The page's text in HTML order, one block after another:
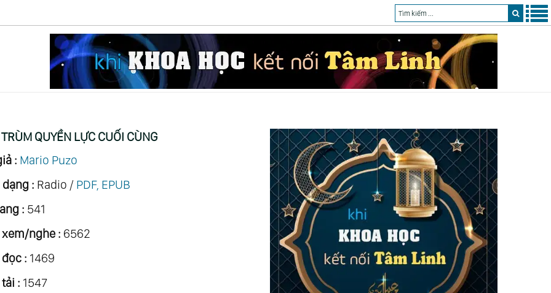
QUYỀN LỰC CUỐI CÙNG
: Mario Puzo
: Radio / PDF, EPUB
: 541
nghe : 6562
: 1469
: 1547